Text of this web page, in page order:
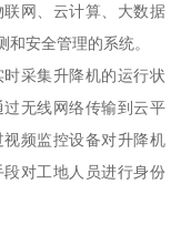
网、云计算、大数据
安全管理的系统。
采集升降机的运行状
无线网络传输到云平
频监控设备对升降机
对工地人员进行身份